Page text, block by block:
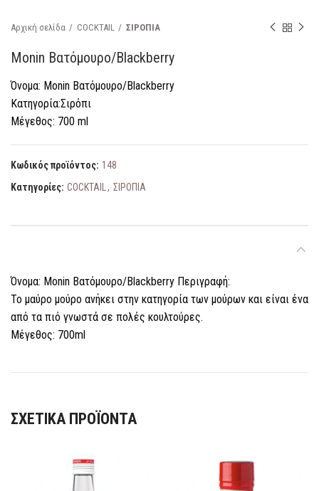
Αρχική σελίδα COCKTAIL ΣΙΡΟΠΙΑ
Monin Βατόμουρo/Blackberry
Όνομα: Monin Βατόμουρo/Blackberry
Κατηγορία:Σιρόπι
Μέγεθος: 700 ml
Κωδικός προϊόντος: 148
Κατηγορίες: COCKTAIL , ΣΙΡΟΠΙΑ
Όνομα: Monin Βατόμουρo/Blackberry Περιγραφή:
Το μαύρο μούρο ανήκει στην κατηγορία των μούρων και είναι ένα
από τα πιό γνωστά σε πολές κουλτούρες.
Μέγεθος: 700ml
ΣΧΕΤΙΚΆ ΠΡΟΪΌΝΤΑ